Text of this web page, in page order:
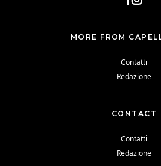
MORE FROM
Contatti
Redazione
CONTACT
Contatti
Redazione